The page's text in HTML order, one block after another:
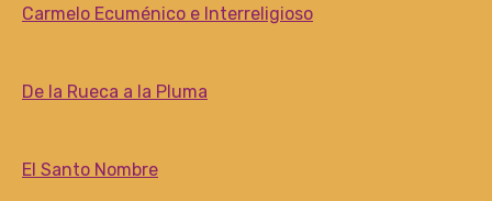
Carmelo Ecuménico e Interreligioso
De la Rueca a la Pluma
El Santo Nombre